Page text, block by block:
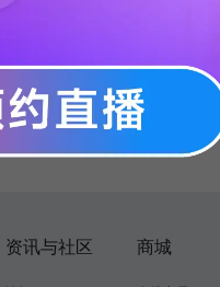
资讯与社区 商城